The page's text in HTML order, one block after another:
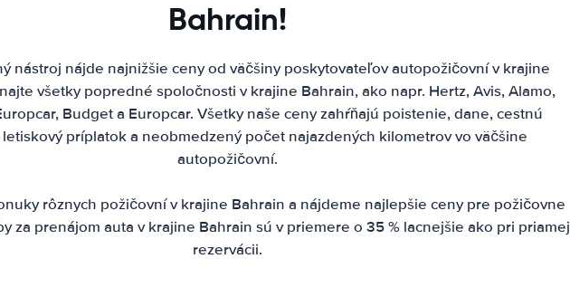
Bahrain!
nástroj nájde najnižšie ceny od väčšiny poskytovateľov autopožičovní v krajine
všetky popredné spoločnosti v krajine Bahrain, ako napr. Hertz, Avis, Alamo,
Budget a Europcar. Všetky naše ceny zahŕňajú poistenie, dane, cestnú
príplatok a neobmedzený počet najazdených kilometrov vo väčšine
autopožičovní.
rôznych požičovní v krajine Bahrain a nájdeme najlepšie ceny pre požičovne
za prenájom auta v krajine Bahrain sú v priemere o 35 % lacnejšie ako pri priamej
rezervácii.